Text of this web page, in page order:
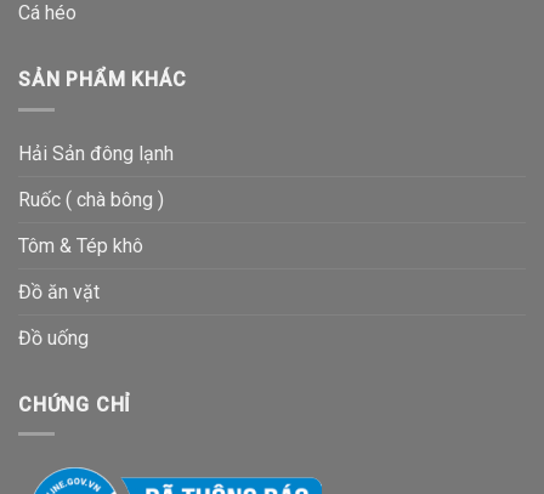
Cá héo
SẢN PHẨM KHÁC
Hải Sản đông lạnh
Ruốc ( chà bông )
Tôm & Tép khô
Đồ ăn vặt
Đồ uống
CHỨNG CHỈ